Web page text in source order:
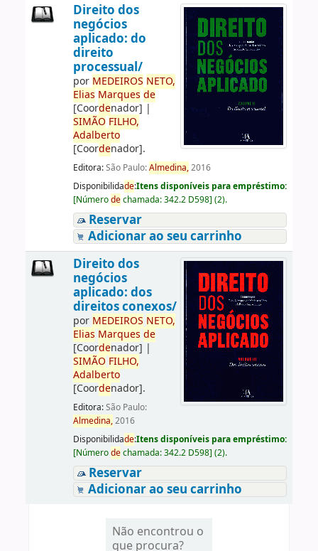
Direito dos
negócios
aplicado: do
direito
processual/
por MEDEIROS NETO,
Elias Marques de
[Coordenador] |
SIMÃO FILHO,
Adalberto
[Coordenador].
Editora:São Paulo:Almedina,2016
Disponibilidade:Itens disponíveis para empréstimo:
[Númerodechamada:342.2 D598] (2).
Reservar
Adicionar ao seu carrinho
Direito dos
negócios
aplicado: dos
direitos conexos/
por MEDEIROS NETO,
Elias Marques de
[Coordenador] |
SIMÃO FILHO,
Adalberto
[Coordenador].
Editora:São Paulo:
Almedina,2016
Disponibilidade:Itens disponíveis para empréstimo:
[Númerodechamada:342.2 D598] (2).
Reservar
Adicionar ao seu carrinho
Não encontrou o
que procura?